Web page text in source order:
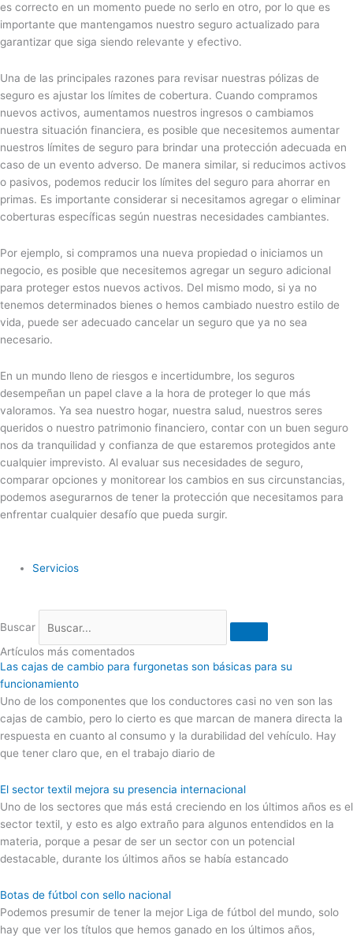
es correcto en un momento puede no serlo en otro, por lo que es
importante que mantengamos nuestro seguro actualizado para
garantizar que siga siendo relevante y efectivo.
Una de las principales razones para revisar nuestras pólizas de
seguro es ajustar los límites de cobertura. Cuando compramos
nuevos activos, aumentamos nuestros ingresos o cambiamos
nuestra situación financiera, es posible que necesitemos aumentar
nuestros límites de seguro para brindar una protección adecuada en
caso de un evento adverso. De manera similar, si reducimos activos
o pasivos, podemos reducir los límites del seguro para ahorrar en
primas. Es importante considerar si necesitamos agregar o eliminar
coberturas específicas según nuestras necesidades cambiantes.
Por ejemplo, si compramos una nueva propiedad o iniciamos un
negocio, es posible que necesitemos agregar un seguro adicional
para proteger estos nuevos activos. Del mismo modo, si ya no
tenemos determinados bienes o hemos cambiado nuestro estilo de
vida, puede ser adecuado cancelar un seguro que ya no sea
necesario.
En un mundo lleno de riesgos e incertidumbre, los seguros
desempeñan un papel clave a la hora de proteger lo que más
valoramos. Ya sea nuestro hogar, nuestra salud, nuestros seres
queridos o nuestro patrimonio financiero, contar con un buen seguro
nos da tranquilidad y confianza de que estaremos protegidos ante
cualquier imprevisto. Al evaluar sus necesidades de seguro,
comparar opciones y monitorear los cambios en sus circunstancias,
podemos asegurarnos de tener la protección que necesitamos para
enfrentar cualquier desafío que pueda surgir.
Servicios
Buscar
Artículos más comentados
Las cajas de cambio para furgonetas son básicas para su
funcionamiento
Uno de los componentes que los conductores casi no ven son las
cajas de cambio, pero lo cierto es que marcan de manera directa la
respuesta en cuanto al consumo y la durabilidad del vehículo. Hay
que tener claro que, en el trabajo diario de
El sector textil mejora su presencia internacional
Uno de los sectores que más está creciendo en los últimos años es el
sector textil, y esto es algo extraño para algunos entendidos en la
materia, porque a pesar de ser un sector con un potencial
destacable, durante los últimos años se había estancado
Botas de fútbol con sello nacional
Podemos presumir de tener la mejor Liga de fútbol del mundo, solo
hay que ver los títulos que hemos ganado en los últimos años,